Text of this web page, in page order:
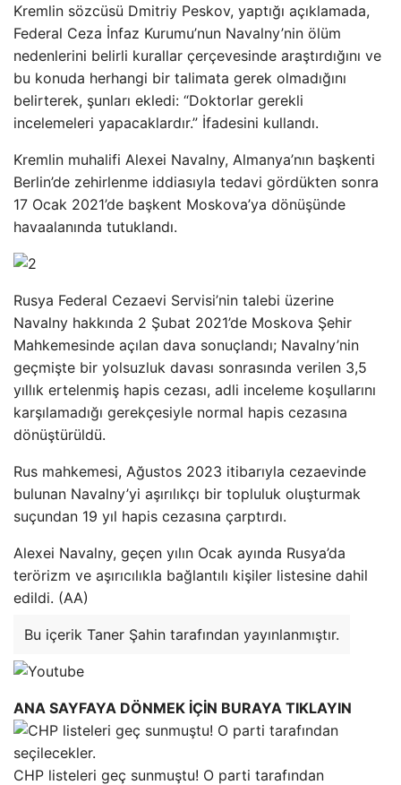
Kremlin sözcüsü Dmitriy Peskov, yaptığı açıklamada,
Federal Ceza İnfaz Kurumu’nun Navalny’nin ölüm
nedenlerini belirli kurallar çerçevesinde araştırdığını ve
bu konuda herhangi bir talimata gerek olmadığını
belirterek, şunları ekledi: “Doktorlar gerekli
incelemeleri yapacaklardır.” İfadesini kullandı.
Kremlin muhalifi Alexei Navalny, Almanya’nın başkenti
Berlin’de zehirlenme iddiasıyla tedavi gördükten sonra
17 Ocak 2021’de başkent Moskova’ya dönüşünde
havaalanında tutuklandı.
Rusya Federal Cezaevi Servisi’nin talebi üzerine
Navalny hakkında 2 Şubat 2021’de Moskova Şehir
Mahkemesinde açılan dava sonuçlandı; Navalny’nin
geçmişte bir yolsuzluk davası sonrasında verilen 3,5
yıllık ertelenmiş hapis cezası, adli inceleme koşullarını
karşılamadığı gerekçesiyle normal hapis cezasına
dönüştürüldü.
Rus mahkemesi, Ağustos 2023 itibarıyla cezaevinde
bulunan Navalny’yi aşırılıkçı bir topluluk oluşturmak
suçundan 19 yıl hapis cezasına çarptırdı.
Alexei Navalny, geçen yılın Ocak ayında Rusya’da
terörizm ve aşırıcılıkla bağlantılı kişiler listesine dahil
edildi. (AA)
Bu içerik Taner Şahin tarafından yayınlanmıştır.
ANA SAYFAYA DÖNMEK İÇİN BURAYA TIKLAYIN
CHP listeleri geç sunmuştu! O parti tarafından